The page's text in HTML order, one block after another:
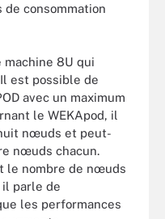
de consommation
machine 8U qui
est possible de
avec un maximum
le WEKApod, il
nœuds et peut-
nœuds chacun.
le nombre de nœuds
il parle de
les performances